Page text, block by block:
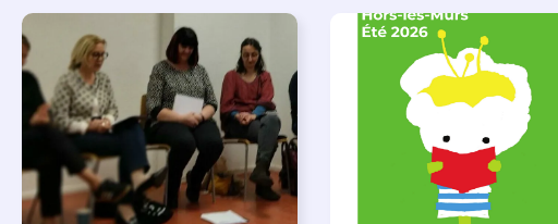
APPEL À SOUTIEN ,
VIE DE L'ASSOCIATION
BIBLIOTHÈQUES , ÉVÉNEMENTS
LECTURE INDIVIDUALISÉE ,
LITTÉRATURE JEUNESSE